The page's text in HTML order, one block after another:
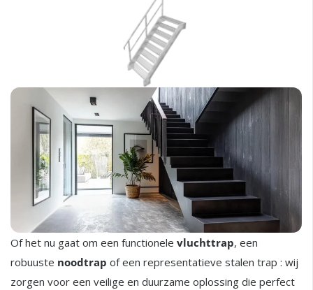
Of het nu gaat om een functionele vluchttrap, een
robuuste noodtrap of een representatieve stalen trap : wij
zorgen voor een veilige en duurzame oplossing die perfect